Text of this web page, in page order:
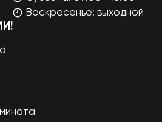
Воскресенье: выходной